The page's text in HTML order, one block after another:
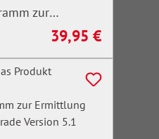
zur
Regulärer Preis:
39,95 €